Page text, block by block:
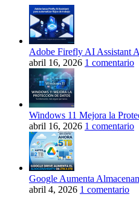
Adobe Firefly AI Assistant
abril 16, 2026 1 comentario
Windows 11 Mejora la
abril 16, 2026 1 comentario
Google Aumenta
abril 4, 2026 1 comentario